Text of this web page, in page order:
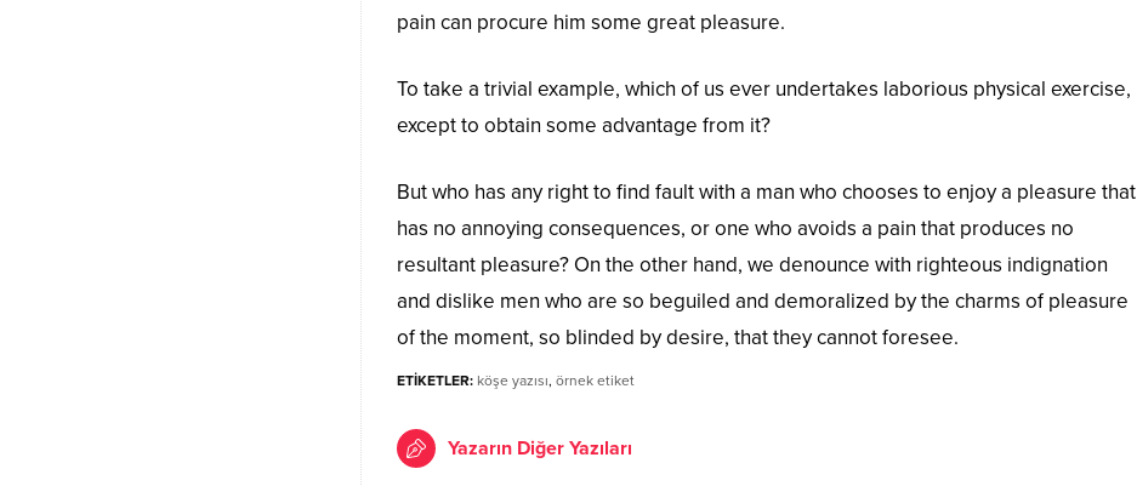
pain can procure him some great pleasure.
To take a trivial example, which of us ever undertakes laborious physical exercise,
except to obtain some advantage from it?
But who has any right to find fault with a man who chooses to enjoy a pleasure that
has no annoying consequences, or one who avoids a pain that produces no
resultant pleasure? On the other hand, we denounce with righteous indignation
and dislike men who are so beguiled and demoralized by the charms of pleasure
of the moment, so blinded by desire, that they cannot foresee.
ETİKETLER: köşe yazısı, örnek etiket
Yazarın Diğer Yazıları